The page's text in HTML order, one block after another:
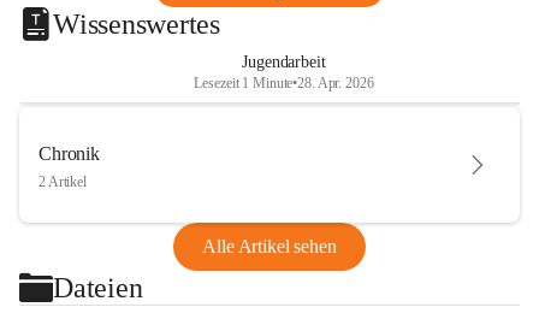
Wissenswertes
Jugendarbeit
Lesezeit 1 Minute•28. Apr. 2026
Chronik
2 Artikel
Alle Artikel sehen
Dateien